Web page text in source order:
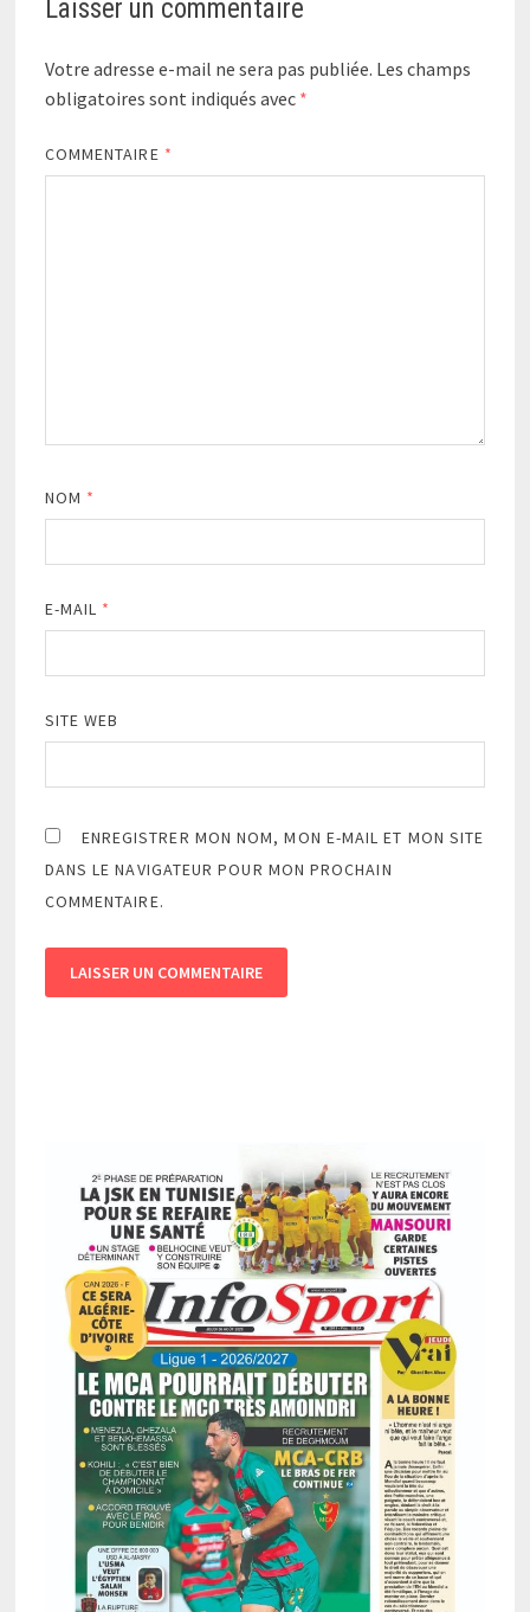
Laisser un commentaire
Votre adresse e-mail ne sera pas publiée. Les champs
obligatoires sont indiqués avec *
COMMENTAIRE *
NOM *
E-MAIL *
SITE WEB
ENREGISTRER MON NOM, MON E-MAIL ET MON SITE
DANS LE NAVIGATEUR POUR MON PROCHAIN
COMMENTAIRE.